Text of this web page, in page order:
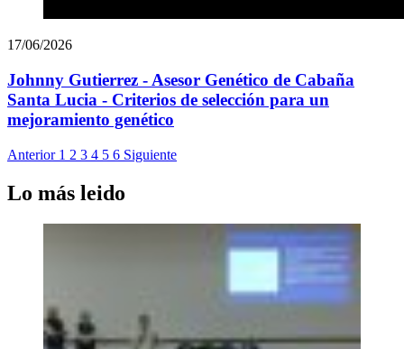
17/06/2026
Johnny Gutierrez - Asesor Genético de Cabaña
Santa Lucia - Criterios de selección para un
mejoramiento genético
Anterior 1 2 3 4 5 6 Siguiente
Lo más leido